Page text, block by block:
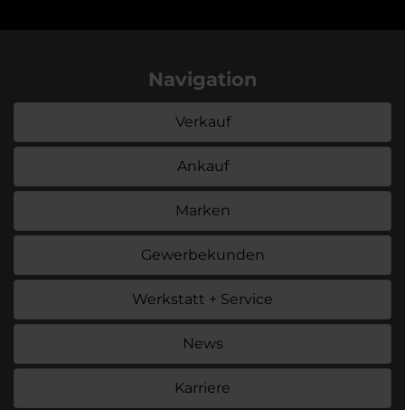
Navigation
Verkauf
Ankauf
Marken
Gewerbekunden
Werkstatt + Service
News
Karriere